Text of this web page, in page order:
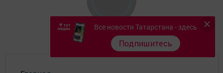
Все новости Татарстана - здесь
Подпишитесь